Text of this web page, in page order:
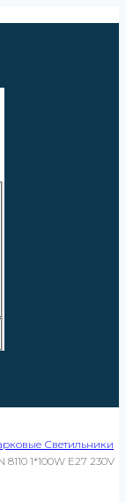
Светильники
1*100W E27 230V